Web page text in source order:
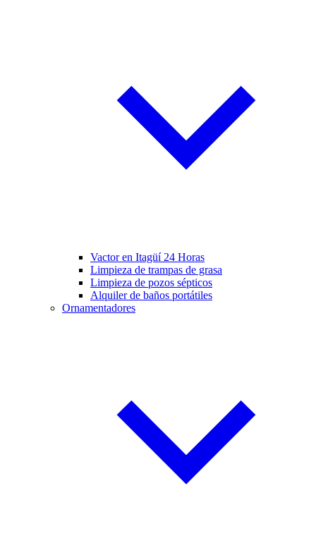
Vactor en Itagüí 24 Horas
Limpieza de trampas de grasa
Limpieza de pozos sépticos
Alquiler de baños portátiles
Ornamentadores